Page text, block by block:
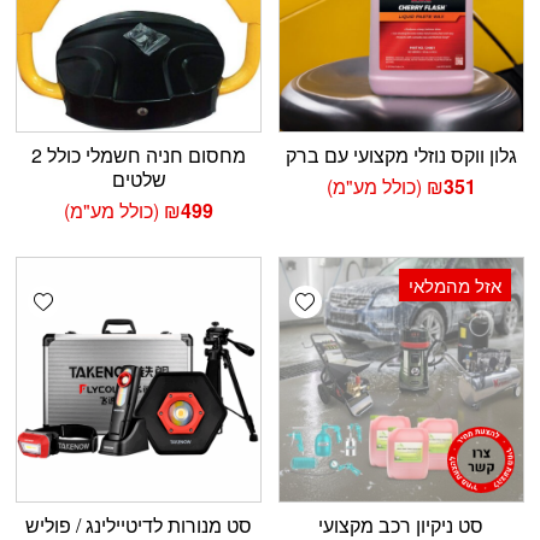
גלון ווקס נוזלי מקצועי עם ברק
₪351 (כולל מע"מ)
מחסום חניה חשמלי כולל 2
שלטים
₪499 (כולל מע"מ)
Add wishlist אזל מהמלאי
סט ניקיון רכב מקצועי
סט מנורות לדיטיילינג / פוליש